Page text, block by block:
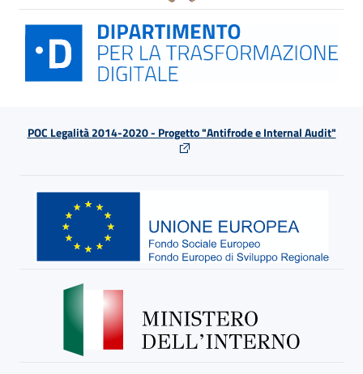
POC Legalità 2014-2020 - Progetto "Antifrode e Internal Audit"